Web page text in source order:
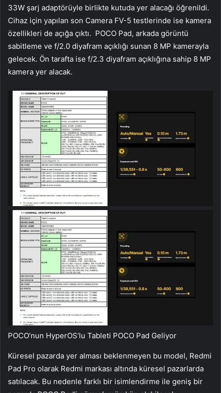
33W şarj adaptörüyle birlikte kutuda yer alacağı öğrenildi.
Cihaz için yapılan son Camera FV-5 testlerinde ise kamera
özellikleri de açığa çıktı. POCO Pad, arkada görüntü
sabitleme ve f/2.0 diyafram açıklığı sunan 8 MP kamerayla
gelecek. Ön tarafta ise f/2.3 diyafram açıklığına sahip 8 MP
kamera yer alacak.
POCO’nun HyperOS’lu Tableti POCO Pad Geliyor
Küresel pazarda yer alması beklenmeyen bu model, Redmi
Pad Pro olarak Redmi markası altında küresel pazarlarda
satılacak. Bu nedenle farklı bir isimlendirme ile geniş bir